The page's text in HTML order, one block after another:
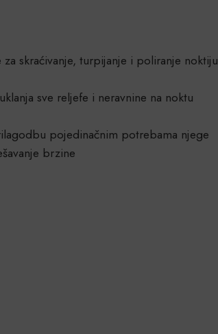
skraćivanje, turpijanje i poliranje noktiju
sve reljefe i neravnine na noktu
pojedinačnim potrebama njege
brzine